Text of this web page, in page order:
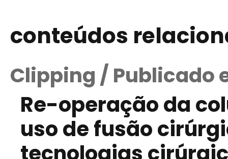
conteúdos
Clipping / Publicado
Re-operação da
uso de fusão
tecnologias